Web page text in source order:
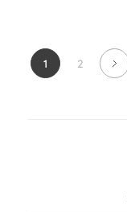
1 2